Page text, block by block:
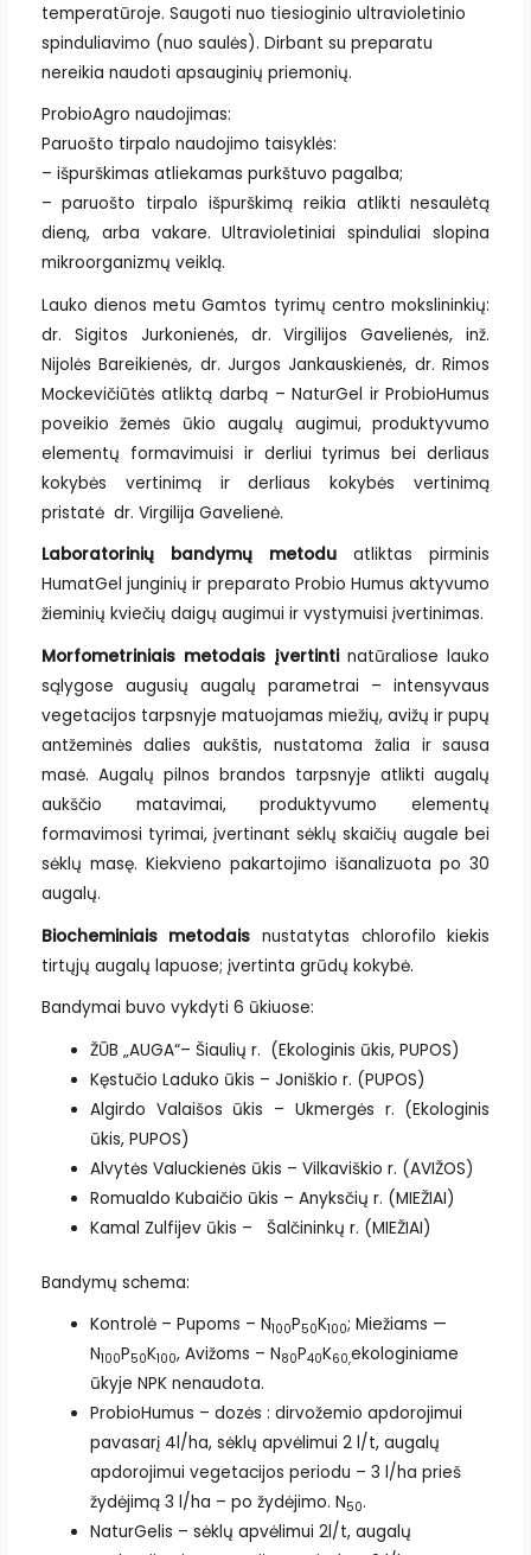
temperatūroje. Saugoti nuo tiesioginio ultravioletinio
spinduliavimo (nuo saulės). Dirbant su preparatu
nereikia naudoti apsauginių priemonių.
ProbioAgro naudojimas:
Paruošto tirpalo naudojimo taisyklės:
– išpurškimas atliekamas purkštuvo pagalba;
– paruošto tirpalo išpurškimą reikia atlikti nesaulėtą
dieną, arba vakare. Ultravioletiniai spinduliai slopina
mikroorganizmų veiklą.
Lauko dienos metu Gamtos tyrimų centro mokslininkių:
dr. Sigitos Jurkonienės, dr. Virgilijos Gavelienės, inž.
Nijolės Bareikienės, dr. Jurgos Jankauskienės, dr. Rimos
Mockevičiūtės atliktą darbą – NaturGel ir ProbioHumus
poveikio žemės ūkio augalų augimui, produktyvumo
elementų formavimuisi ir derliui tyrimus bei derliaus
kokybės vertinimą ir derliaus kokybės vertinimą
pristatė dr. Virgilija Gavelienė.
Laboratorinių bandymų metoduatliktas pirminis
HumatGel junginių ir preparato Probio Humus aktyvumo
žieminių kviečių daigų augimui ir vystymuisi įvertinimas.
Morfometriniais metodais įvertintinatūraliose lauko
sąlygose augusių augalų parametrai – intensyvaus
vegetacijos tarpsnyje matuojamas miežių, avižų ir pupų
antžeminės dalies aukštis, nustatoma žalia ir sausa
masė. Augalų pilnos brandos tarpsnyje atlikti augalų
aukščio matavimai, produktyvumo elementų
formavimosi tyrimai, įvertinant sėklų skaičių augale bei
sėklų masę. Kiekvieno pakartojimo išanalizuota po 30
augalų.
Biocheminiais metodais nustatytas chlorofilo kiekis
tirtųjų augalų lapuose; įvertinta grūdų kokybė.
Bandymai buvo vykdyti 6 ūkiuose:
ŽŪB „AUGA“– Šiaulių r. (Ekologinis ūkis, PUPOS)
Kęstučio Laduko ūkis – Joniškio r. (PUPOS)
Algirdo Valaišos ūkis – Ukmergės r. (Ekologinis
ūkis, PUPOS)
Alvytės Valuckienės ūkis – Vilkaviškio r. (AVIŽOS)
Romualdo Kubaičio ūkis – Anyksčių r. (MIEŽIAI)
Kamal Zulfijev ūkis – Šalčininkų r. (MIEŽIAI)
Bandymų schema:
Kontrolė – Pupoms – N100P50K100; Miežiams —
N100P50K100, Avižoms – N80P40K60,ekologiniame
ūkyje NPK nenaudota.
ProbioHumus – dozės : dirvožemio apdorojimui
pavasarį 4l/ha, sėklų apvėlimui 2 l/t, augalų
apdorojimui vegetacijos periodu – 3 l/ha prieš
žydėjimą 3 l/ha – po žydėjimo. N50.
NaturGelis – sėklų apvėlimui 2l/t, augalų